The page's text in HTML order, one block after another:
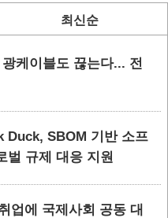
최신순
케이블도 끊는다... 전
Duck, SBOM 기반 소프
벌 규제 대응 지원
업에 국제사회 공동 대